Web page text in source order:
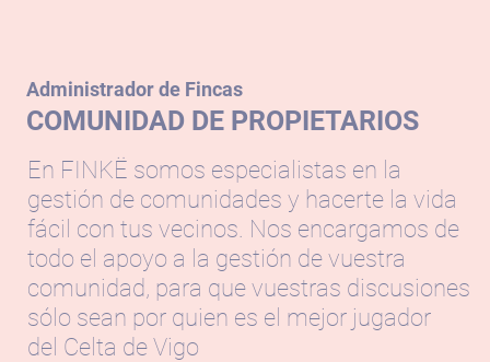
Administrador de Fincas
COMUNIDAD DE PROPIETARIOS
En FINKË somos especialistas en la
gestión de comunidades y hacerte la vida
fácil con tus vecinos. Nos encargamos de
todo el apoyo a la gestión de vuestra
comunidad, para que vuestras discusiones
sólo sean por quien es el mejor jugador
del Celta de Vigo